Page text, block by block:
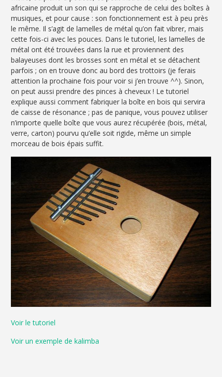
africaine produit un son qui se rapproche de celui des boîtes à
musiques, et pour cause : son fonctionnement est à peu près
le même. Il s’agit de lamelles de métal qu’on fait vibrer, mais
cette fois-ci avec les pouces. Dans le tutoriel, les lamelles de
métal ont été trouvées dans la rue et proviennent des
balayeuses dont les brosses sont en métal et se détachent
parfois ; on en trouve donc au bord des trottoirs (je ferais
attention la prochaine fois pour voir si j’en trouve ^^). Sinon,
on peut aussi prendre des pinces à cheveux ! Le tutoriel
explique aussi comment fabriquer la boîte en bois qui servira
de caisse de résonance ; pas de panique, vous pouvez utiliser
n’importe quelle boîte que vous aurez récupérée (bois, métal,
verre, carton) pourvu qu’elle soit rigide, même un simple
morceau de bois épais suffit.
Voir le tutoriel
Voir un exemple de kalimba